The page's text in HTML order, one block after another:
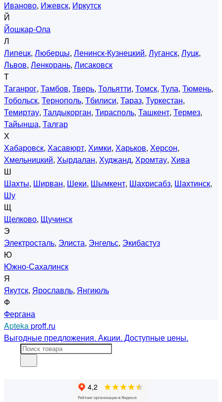
Иваново, Ижевск, Иркутск
Й
Йошкар-Ола
Л
Липецк, Люберцы, Ленинск-Кузнецкий, Луганск, Луцк,
Львов, Ленкорань, Лисаковск
Т
Таганрог, Тамбов, Тверь, Тольятти, Томск, Тула, Тюмень,
Тобольск, Тернополь, Тбилиси, Тараз, Туркестан,
Темиртау, Талдыкорган, Тирасполь, Ташкент, Термез,
Тайынша, Талгар
Х
Хабаровск, Хасавюрт, Химки, Харьков, Херсон,
Хмельницкий, Хырдалан, Худжанд, Хромтау, Хива
Ш
Шахты, Ширван, Шеки, Шымкент, Шахрисабз, Шахтинск,
Шу
Щ
Щелково, Щучинск
Э
Электросталь, Элиста, Энгельс, Экибастуз
Ю
Южно-Сахалинск
Я
Якутск, Ярославль, Янгиюль
Ф
Фергана
Aptekaproff.ru
Выгодные предложения. Акции. Доступные цены.